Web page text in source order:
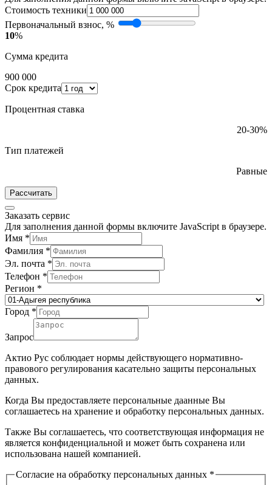
Стоимость техники
Первоначальный взнос, %
10%
Сумма кредита
900 000
Срок кредита
Процентная ставка
20-30%
Тип платежей
Равные
Рассчитать
Заказать сервис
Для заполнения данной формы включите JavaScript в браузере.
Имя *
Фамилия *
Эл. почта *
Телефон *
Регион *
Город *
Запрос
Актио Рус соблюдает нормы действующего нормативно-
правового регулирования касательно защиты персональных
данных.
Когда Вы предоставляете персональные даанные Вы
соглашаетесь на хранение и обработку персональных данных.
Также Вы соглашаетесь, что соответствующая информация не
является конфиденциальной и может быть сохранена или
использована нашей компанией.
Согласие на обработку персональных данных *